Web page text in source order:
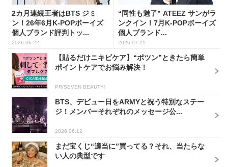
2カ月連続王者はBTS ジミ
ン！26年6月K-POPボーイズ
個人ブランド評判トッ...
2026.06.22
“同性も魅了” ATEEZ サンがラ
ンクイン！7月K-POPボーイズ
個人ブランド...
2026.07.21
【貼るだけニキビケア】“ポツン”ときたら簡単
ポイントケアでお悩み解決！
PR(SEVEN BEAUTY)
BTS、デビュー日をARMYと祝う特別なステー
ジ！メンバーそれぞれのメッセージ公...
2026.06.12
まだ宝くじ“適当に”買ってる？それ、当たらな
い人の典型です